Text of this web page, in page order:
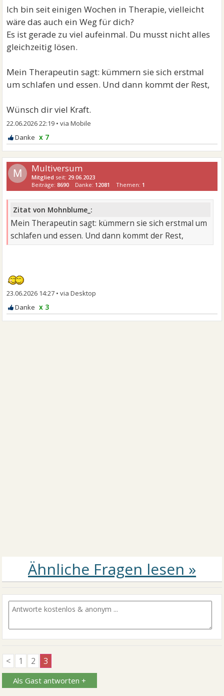
Ich bin seit einigen Wochen in Therapie, vielleicht
wäre das auch ein Weg für dich?
Es ist gerade zu viel aufeinmal. Du musst nicht alles
gleichzeitig lösen.
Mein Therapeutin sagt: kümmern sie sich erstmal
um schlafen und essen. Und dann kommt der Rest,
Wünsch dir viel Kraft.
22.06.2026 22:19 •
x 7
M Multiversum
Mitglied seit: 29.06.2023
Beiträge:8690 Danke: 12081 Themen: 1
Zitat von Mohnblume_:
Mein Therapeutin sagt: kümmern sie sich erstmal um
schlafen und essen. Und dann kommt der Rest,
23.06.2026 14:27 •
x 3
< 1 2 3
Als Gast antworten +